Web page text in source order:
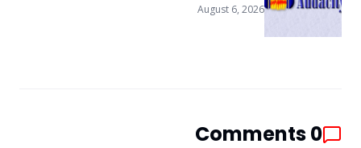
August 6, 2026
0
Comments